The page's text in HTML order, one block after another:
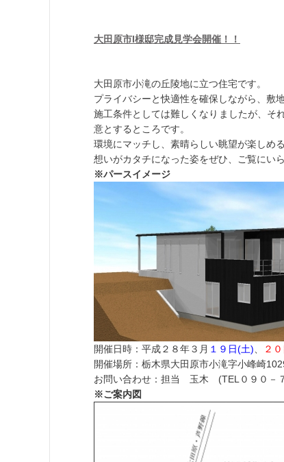
大田原市I様邸完成見学会開催！！
大田原市小滝の丘陵地に立つ住宅です。
プライバシーと快適性を確保しながら、敷
施工条件としては難しくなりましたが、そ
意とするところです。
環境にマッチし、素晴らしい眺望が楽しめ
想いがカタチになった姿をぜひ、ご覧にい
※パースイメージ
開催日時：平成２８年３月 １９日(土) ２
開催場所：栃木県大田原市小滝字小峰崎
お問い合わせ：担当 玉木 (TEL０９０－
※ご案内図